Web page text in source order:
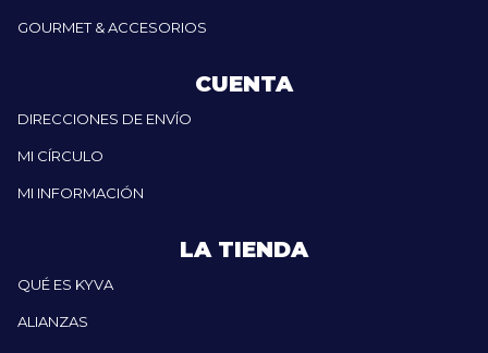
GOURMET & ACCESORIOS
CUENTA
DIRECCIONES DE ENVÍO
MI CÍRCULO
MI INFORMACIÓN
LA TIENDA
QUÉ ES KYVA
ALIANZAS